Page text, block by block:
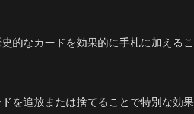
的なカードを効果的に手札に加えるこ
を追放または捨てることで特別な効果